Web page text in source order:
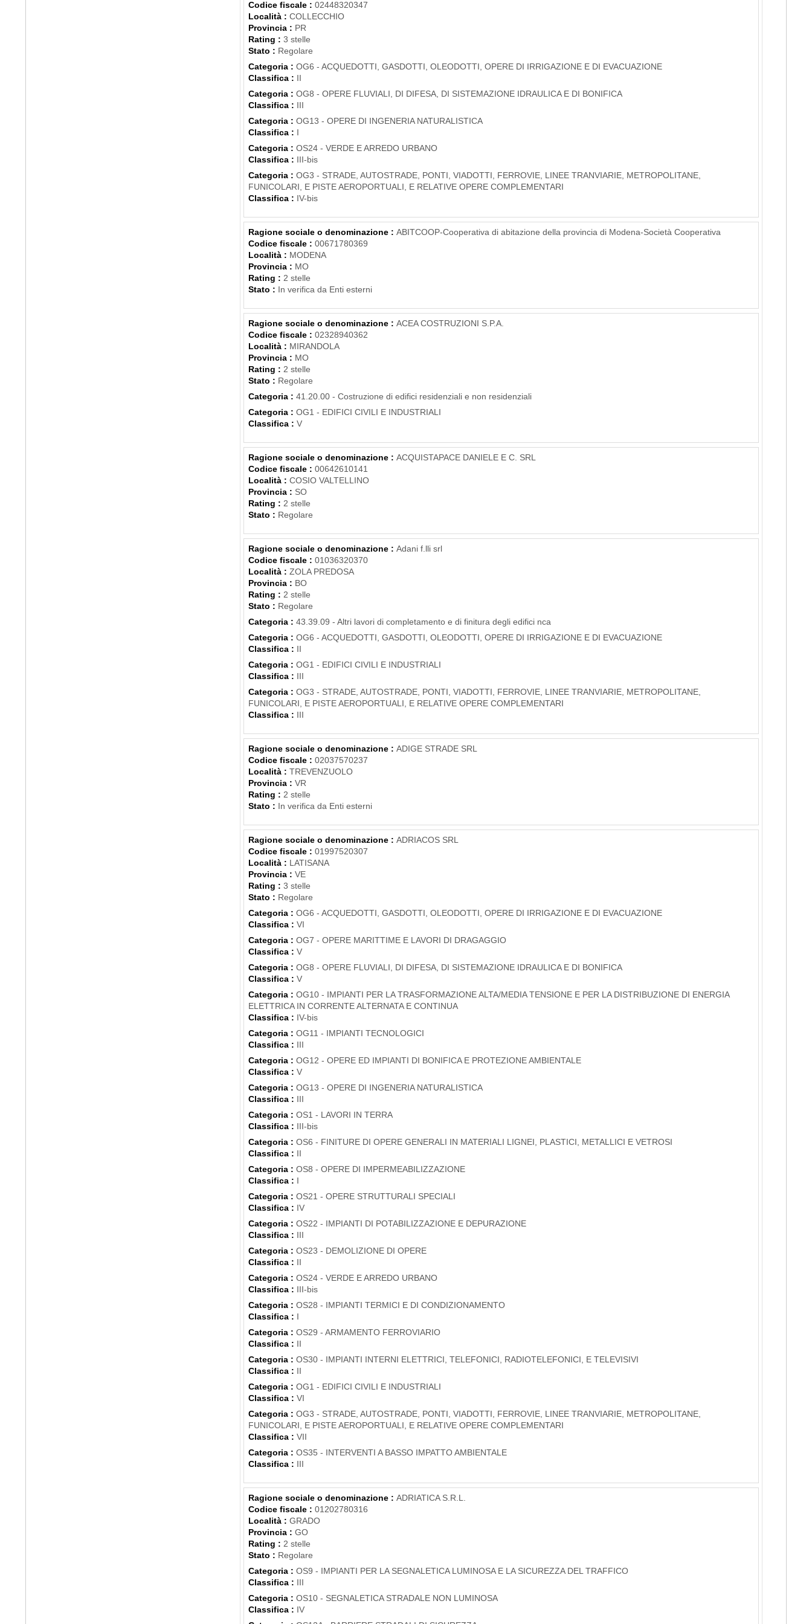
Codice fiscale : 02448320347
Località : COLLECCHIO
Provincia : PR
Rating : 3 stelle
Stato : Regolare
Categoria : OG6 - ACQUEDOTTI, GASDOTTI, OLEODOTTI, OPERE DI IRRIGAZIONE E DI EVACUAZIONE
Classifica : II
Categoria : OG8 - OPERE FLUVIALI, DI DIFESA, DI SISTEMAZIONE IDRAULICA E DI BONIFICA
Classifica : III
Categoria : OG13 - OPERE DI INGENERIA NATURALISTICA
Classifica : I
Categoria : OS24 - VERDE E ARREDO URBANO
Classifica : III-bis
Categoria : OG3 - STRADE, AUTOSTRADE, PONTI, VIADOTTI, FERROVIE, LINEE TRANVIARIE, METROPOLITANE,
FUNICOLARI, E PISTE AEROPORTUALI, E RELATIVE OPERE COMPLEMENTARI
Classifica : IV-bis
Ragione sociale o denominazione : ABITCOOP-Cooperativa di abitazione della provincia di Modena-Società Cooperativa
Codice fiscale : 00671780369
Località : MODENA
Provincia : MO
Rating : 2 stelle
Stato : In verifica da Enti esterni
Ragione sociale o denominazione : ACEA COSTRUZIONI S.P.A.
Codice fiscale : 02328940362
Località : MIRANDOLA
Provincia : MO
Rating : 2 stelle
Stato : Regolare
Categoria : 41.20.00 - Costruzione di edifici residenziali e non residenziali
Categoria : OG1 - EDIFICI CIVILI E INDUSTRIALI
Classifica : V
Ragione sociale o denominazione : ACQUISTAPACE DANIELE E C. SRL
Codice fiscale : 00642610141
Località : COSIO VALTELLINO
Provincia : SO
Rating : 2 stelle
Stato : Regolare
Ragione sociale o denominazione : Adani f.lli srl
Codice fiscale : 01036320370
Località : ZOLA PREDOSA
Provincia : BO
Rating : 2 stelle
Stato : Regolare
Categoria : 43.39.09 - Altri lavori di completamento e di finitura degli edifici nca
Categoria : OG6 - ACQUEDOTTI, GASDOTTI, OLEODOTTI, OPERE DI IRRIGAZIONE E DI EVACUAZIONE
Classifica : II
Categoria : OG1 - EDIFICI CIVILI E INDUSTRIALI
Classifica : III
Categoria : OG3 - STRADE, AUTOSTRADE, PONTI, VIADOTTI, FERROVIE, LINEE TRANVIARIE, METROPOLITANE,
FUNICOLARI, E PISTE AEROPORTUALI, E RELATIVE OPERE COMPLEMENTARI
Classifica : III
Ragione sociale o denominazione : ADIGE STRADE SRL
Codice fiscale : 02037570237
Località : TREVENZUOLO
Provincia : VR
Rating : 2 stelle
Stato : In verifica da Enti esterni
Ragione sociale o denominazione : ADRIACOS SRL
Codice fiscale : 01997520307
Località : LATISANA
Provincia : VE
Rating : 3 stelle
Stato : Regolare
Categoria : OG6 - ACQUEDOTTI, GASDOTTI, OLEODOTTI, OPERE DI IRRIGAZIONE E DI EVACUAZIONE
Classifica : VI
Categoria : OG7 - OPERE MARITTIME E LAVORI DI DRAGAGGIO
Classifica : V
Categoria : OG8 - OPERE FLUVIALI, DI DIFESA, DI SISTEMAZIONE IDRAULICA E DI BONIFICA
Classifica : V
Categoria : OG10 - IMPIANTI PER LA TRASFORMAZIONE ALTA/MEDIA TENSIONE E PER LA DISTRIBUZIONE DI ENERGIA
ELETTRICA IN CORRENTE ALTERNATA E CONTINUA
Classifica : IV-bis
Categoria : OG11 - IMPIANTI TECNOLOGICI
Classifica : III
Categoria : OG12 - OPERE ED IMPIANTI DI BONIFICA E PROTEZIONE AMBIENTALE
Classifica : V
Categoria : OG13 - OPERE DI INGENERIA NATURALISTICA
Classifica : III
Categoria : OS1 - LAVORI IN TERRA
Classifica : III-bis
Categoria : OS6 - FINITURE DI OPERE GENERALI IN MATERIALI LIGNEI, PLASTICI, METALLICI E VETROSI
Classifica : II
Categoria : OS8 - OPERE DI IMPERMEABILIZZAZIONE
Classifica : I
Categoria : OS21 - OPERE STRUTTURALI SPECIALI
Classifica : IV
Categoria : OS22 - IMPIANTI DI POTABILIZZAZIONE E DEPURAZIONE
Classifica : III
Categoria : OS23 - DEMOLIZIONE DI OPERE
Classifica : II
Categoria : OS24 - VERDE E ARREDO URBANO
Classifica : III-bis
Categoria : OS28 - IMPIANTI TERMICI E DI CONDIZIONAMENTO
Classifica : I
Categoria : OS29 - ARMAMENTO FERROVIARIO
Classifica : II
Categoria : OS30 - IMPIANTI INTERNI ELETTRICI, TELEFONICI, RADIOTELEFONICI, E TELEVISIVI
Classifica : II
Categoria : OG1 - EDIFICI CIVILI E INDUSTRIALI
Classifica : VI
Categoria : OG3 - STRADE, AUTOSTRADE, PONTI, VIADOTTI, FERROVIE, LINEE TRANVIARIE, METROPOLITANE,
FUNICOLARI, E PISTE AEROPORTUALI, E RELATIVE OPERE COMPLEMENTARI
Classifica : VII
Categoria : OS35 - INTERVENTI A BASSO IMPATTO AMBIENTALE
Classifica : III
Ragione sociale o denominazione : ADRIATICA S.R.L.
Codice fiscale : 01202780316
Località : GRADO
Provincia : GO
Rating : 2 stelle
Stato : Regolare
Categoria : OS9 - IMPIANTI PER LA SEGNALETICA LUMINOSA E LA SICUREZZA DEL TRAFFICO
Classifica : III
Categoria : OS10 - SEGNALETICA STRADALE NON LUMINOSA
Classifica : IV